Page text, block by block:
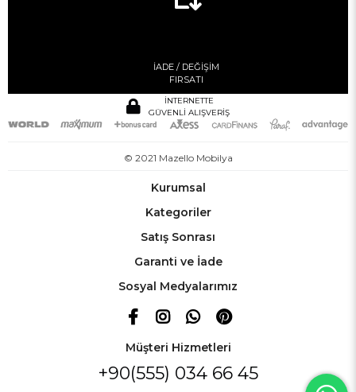
İADE / DEĞİŞİM
FIRSATI
İNTERNETTE
GÜVENLİ ALIŞVERİŞ
© 2021 Mazello Mobilya
Kurumsal
Kategoriler
Satış Sonrası
Garanti ve İade
Sosyal Medyalarımız
Müşteri Hizmetleri
+90(555) 034 66 45